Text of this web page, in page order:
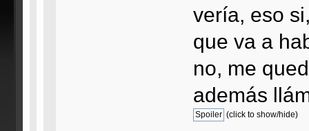
vería, eso
que va a
no, me
además
(click to show/hide)